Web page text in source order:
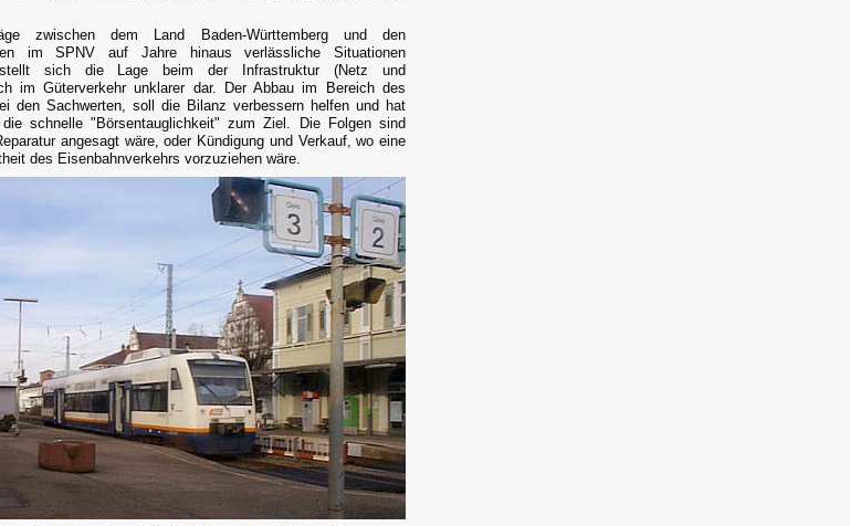
zwischen dem Land Baden-Württemberg und den
im SPNV auf Jahre hinaus verlässliche Situationen
sich die Lage beim der Infrastruktur (Netz und
im Güterverkehr unklarer dar. Der Abbau im Bereich des
den Sachwerten, soll die Bilanz verbessern helfen und hat
schnelle "Börsentauglichkeit" zum Ziel. Die Folgen sind
angesagt wäre, oder Kündigung und Verkauf, wo eine
des Eisenbahnverkehrs vorzuziehen wäre.